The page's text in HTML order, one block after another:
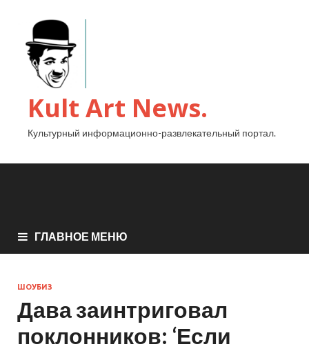
Kult Art News.
Культурный информационно-развлекательный портал.
ГЛАВНОЕ МЕНЮ
ШОУБИЗ
Дава заинтриговал
поклонников: ‘Если